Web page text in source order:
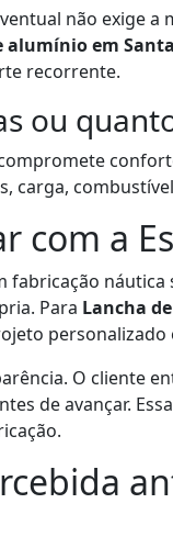
não exige
alumínio em
recorrente.
ou
carga,
com a
fabricação
Para Lancha
personalizado
O cliente
de avançar.